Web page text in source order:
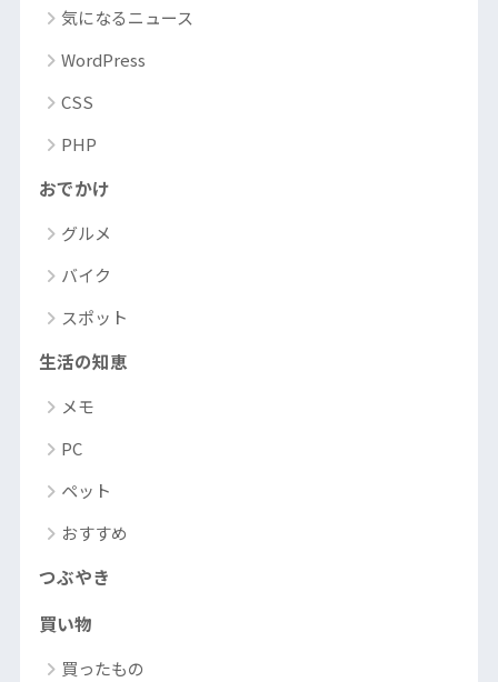
気になるニュース
WordPress
CSS
PHP
おでかけ
グルメ
バイク
スポット
生活の知恵
メモ
PC
ペット
おすすめ
つぶやき
買い物
買ったもの